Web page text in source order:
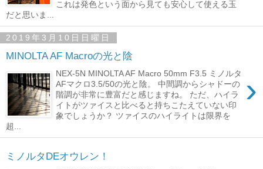
これは発色という面から見ても安心して使える玉
だと思いま...
2019年3月10日日曜日
MINOLTA AF Macroの光と陰
›
NEX-5N MINOLTA AF Macro 50mm F3.5 ミノルタ
AFマクロ3.5/50の光と陰。 中間調からシャドーの
階調が非常に豊富だと感じますね。 ただ、ハイラ
イトがツァイスと比べると持ちこたえていない印
象でしょうか？ ツァイスのハイライトは限界を
超...
ミノルタDEオウレン！